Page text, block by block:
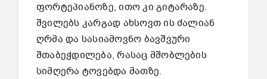
ფორტეპიანოზე, ითო კი გიტარაზე.
შვილებს კარგად ახსოვთ ის ძალიან
ღრმა და სასიამოვნო ბავშვური
შთაბეჭდილება, რასაც მშობლების
სიმღერა ტოვებდა მათზე.